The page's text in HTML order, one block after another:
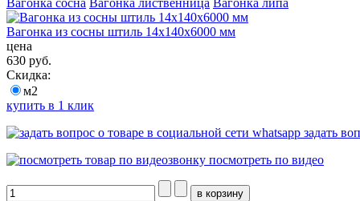
Вагонка сосна Вагонка лиственница Вагонка липа
Вагонка из сосны штиль 14x140x6000 мм
цена
630 руб.
Скидка:
м2
купить в 1 клик
задать
посмотреть по видео